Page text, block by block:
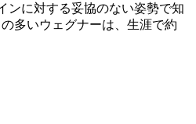
ンに対する妥協のない姿勢で知
多いウェグナーは、生涯で約